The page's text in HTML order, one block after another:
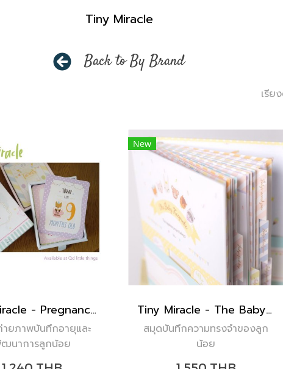
Tiny Miracle
Back to By Brand
เรีย
Tiny Miracle - Pregnancy & Baby Milestone Cards
ายภาพบันทึกอายุและ
นาการลูกน้อย
New
Tiny Miracle - The Baby Keepsake Book ( Diary )
สมุดบันทึกความทรงจำของลูก
น้อย